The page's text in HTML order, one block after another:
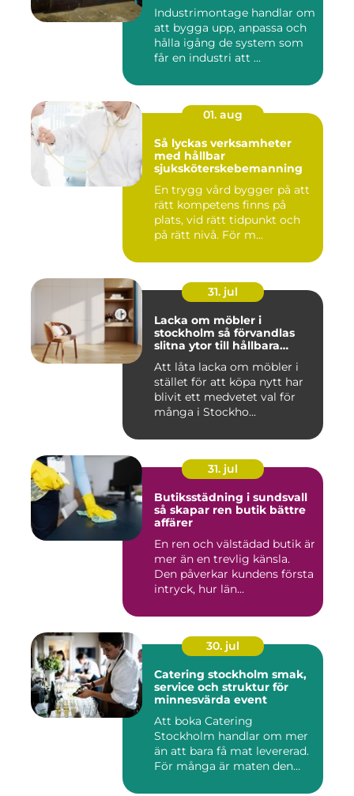
Industrimontage handlar om
att bygga upp, anpassa och
hålla igång de system som
får en industri att ...
01. aug
Så lyckas verksamheter
med hållbar
sjuksköterskebemanning
En trygg vård bygger på att
rätt kompetens finns på
plats, vid rätt tidpunkt och
på rätt nivå. För m...
31. jul
Lacka om möbler i
stockholm så förvandlas
slitna ytor till hållbara
Att låta lacka om möbler i
stället för att köpa nytt har
blivit ett medvetet val för
många i Stockho...
31. jul
Butiksstädning i sundsvall
så skapar ren butik bättre
affärer
En ren och välstädad butik är
mer än en trevlig känsla.
Den påverkar kundens första
intryck, hur län...
30. jul
Catering stockholm smak,
service och struktur för
minnesvärda event
Att boka Catering
Stockholm handlar om mer
än att bara få mat levererad.
För många är maten den